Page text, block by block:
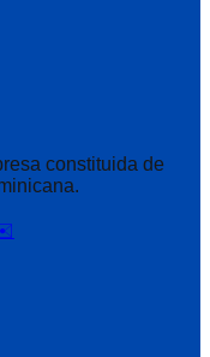
constituida de